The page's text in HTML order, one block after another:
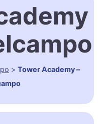
> Tower Academy –